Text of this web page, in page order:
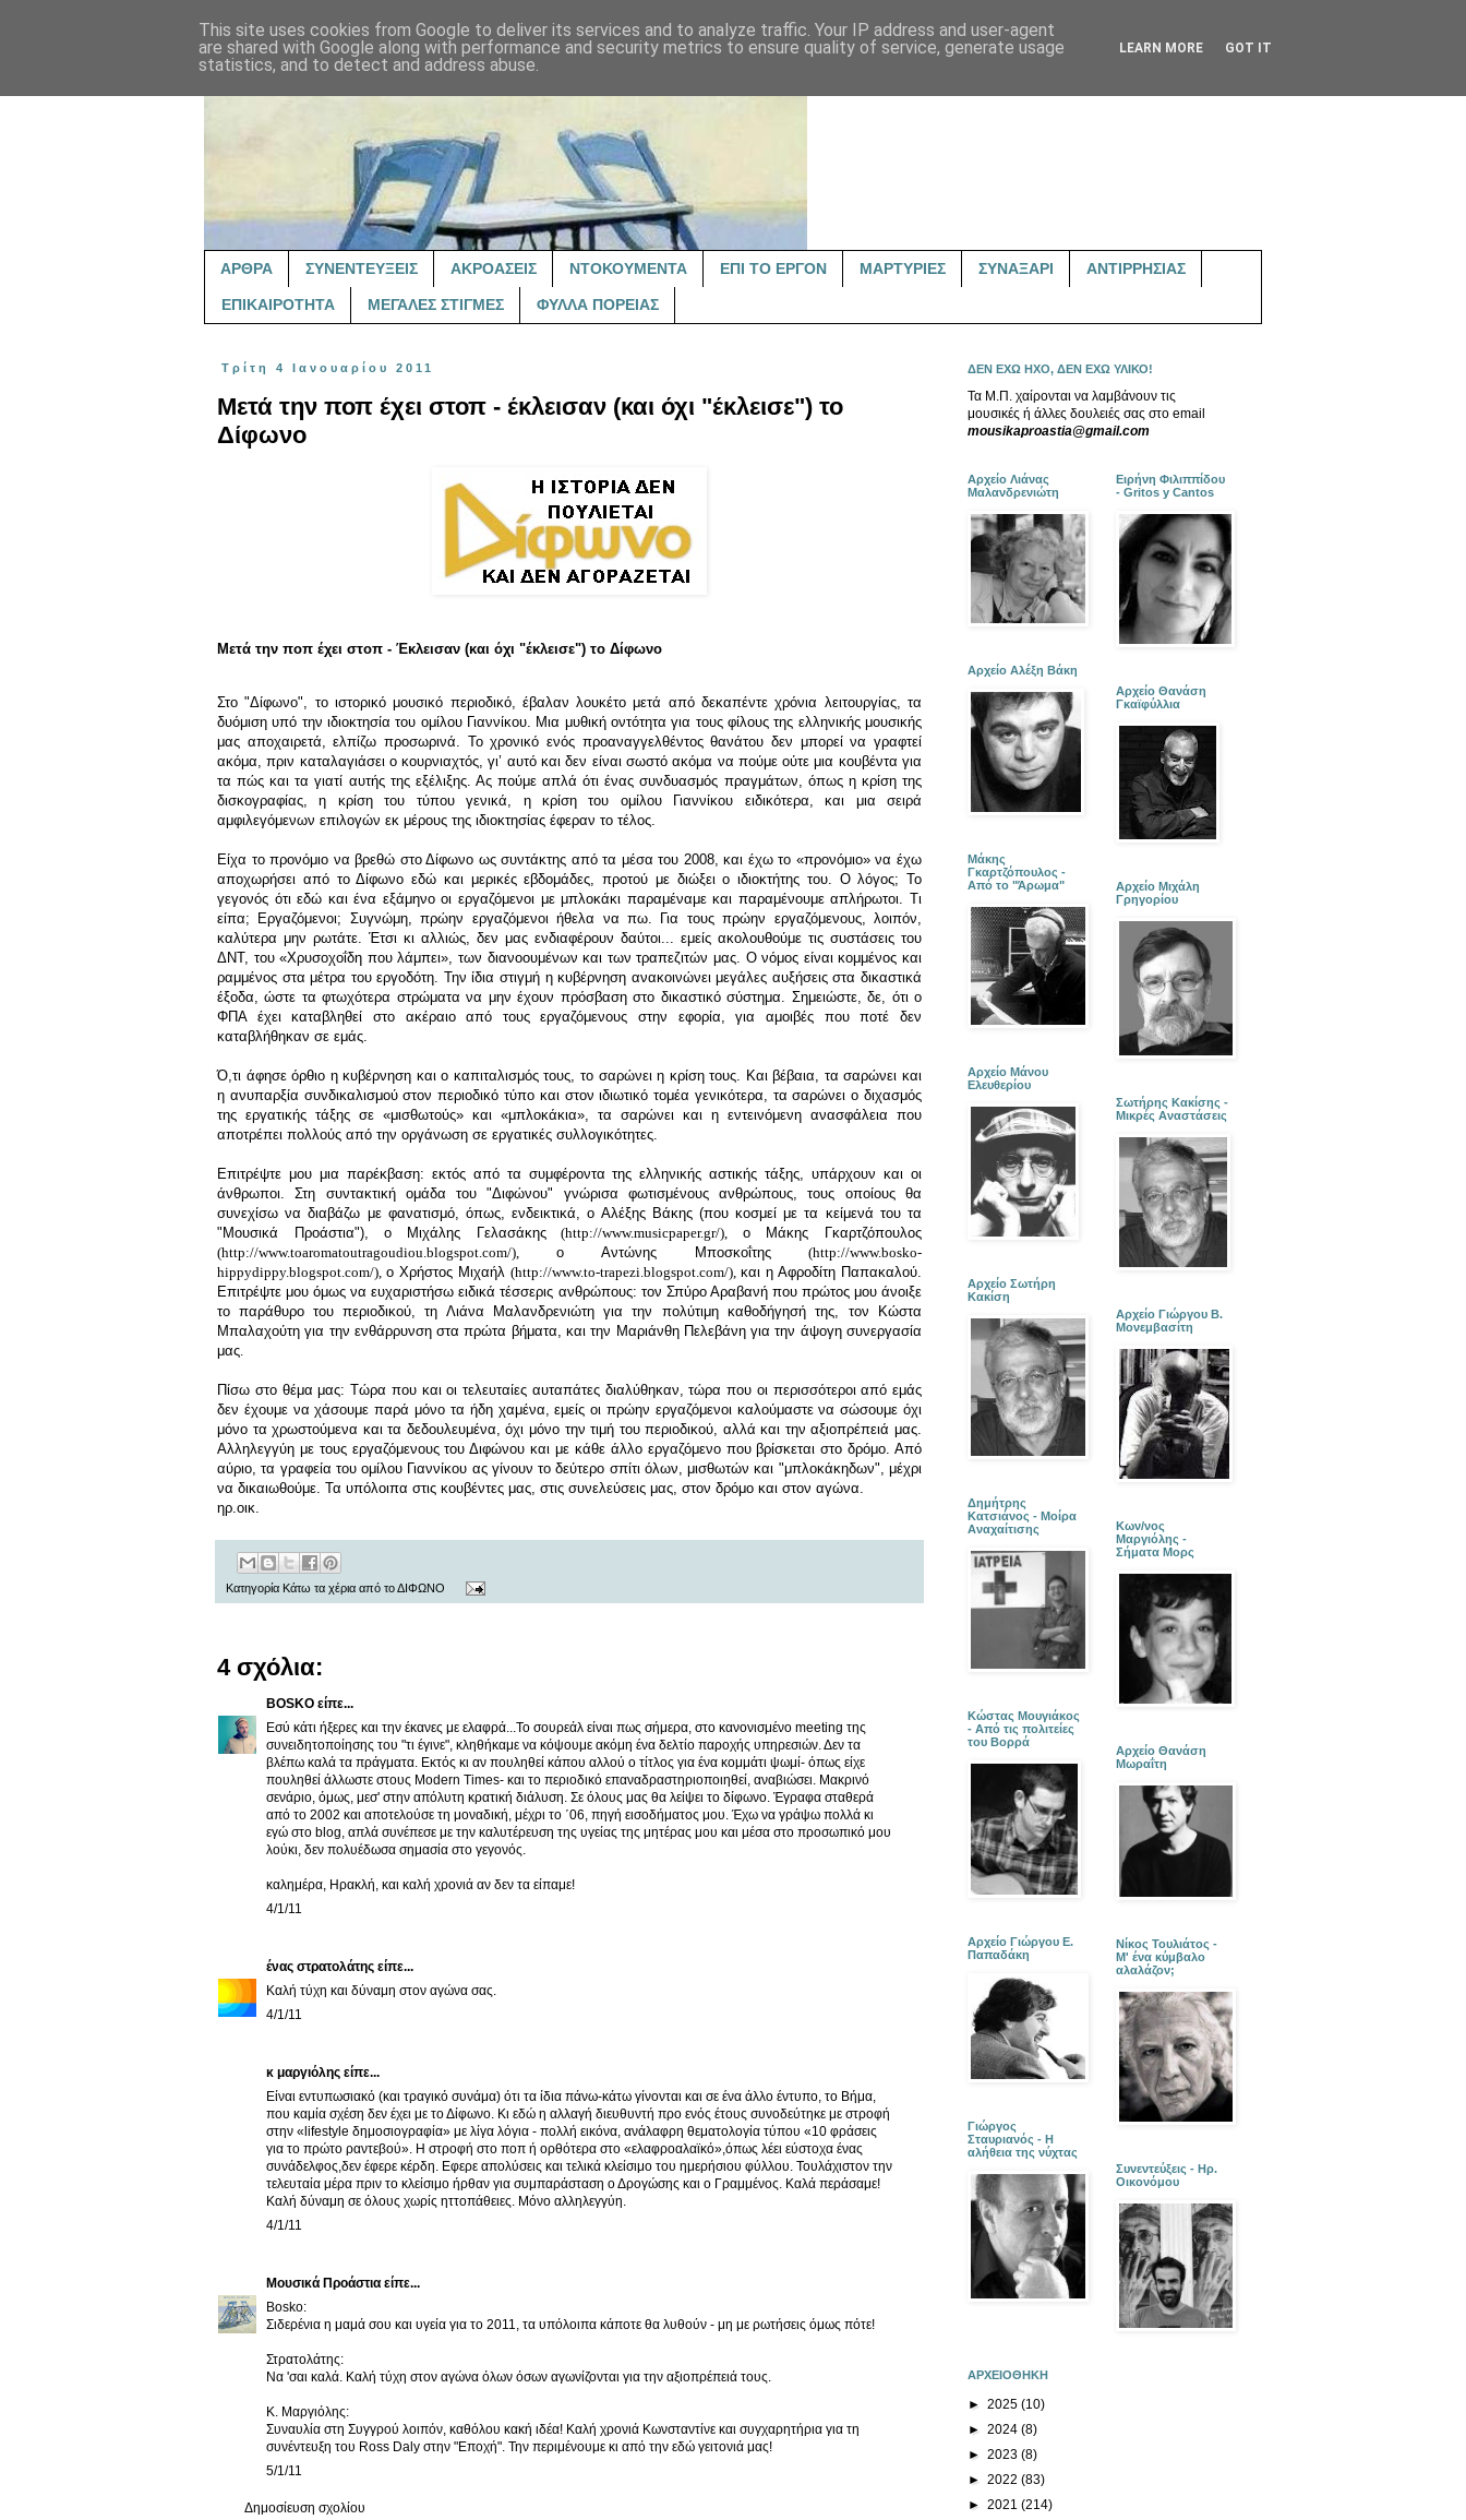
ΑΡΘΡΑ ΣΥΝΕΝΤΕΥΞΕΙΣ ΑΚΡΟΑΣΕΙΣ ΝΤΟΚΟΥΜΕΝΤΑ ΕΠΙ ΤΟ ΕΡΓΟΝ ΜΑΡΤΥΡΙΕΣ ΣΥΝΑΞΑΡΙ ΑΝΤΙΡΡΗΣΙΑΣ
ΕΠΙΚΑΙΡΟΤΗΤΑ ΜΕΓΑΛΕΣ ΣΤΙΓΜΕΣ ΦΥΛΛΑ ΠΟΡΕΙΑΣ
Τρίτη 4 Ιανουαρίου 2011
Μετά την ποπ έχει στοπ - έκλεισαν (και όχι "έκλεισε") το
Δίφωνο
Μετά την ποπ έχει στοπ - Έκλεισαν (και όχι "έκλεισε") το Δίφωνο
Στο "Δίφωνο", το ιστορικό μουσικό περιοδικό, έβαλαν λουκέτο μετά από δεκαπέντε χρόνια λειτουργίας, τα
δυόμιση υπό την ιδιοκτησία του ομίλου Γιαννίκου. Μια μυθική οντότητα για τους φίλους της ελληνικής μουσικής
μας αποχαιρετά, ελπίζω προσωρινά. Το χρονικό ενός προαναγγελθέντος θανάτου δεν μπορεί να γραφτεί
ακόμα, πριν καταλαγιάσει ο κουρνιαχτός, γι’ αυτό και δεν είναι σωστό ακόμα να πούμε ούτε μια κουβέντα για
τα πώς και τα γιατί αυτής της εξέλιξης. Ας πούμε απλά ότι ένας συνδυασμός πραγμάτων, όπως η κρίση της
δισκογραφίας, η κρίση του τύπου γενικά, η κρίση του ομίλου Γιαννίκου ειδικότερα, και μια σειρά
αμφιλεγόμενων επιλογών εκ μέρους της ιδιοκτησίας έφεραν το τέλος.
Είχα το προνόμιο να βρεθώ στο Δίφωνο ως συντάκτης από τα μέσα του 2008, και έχω το «προνόμιο» να έχω
αποχωρήσει από το Δίφωνο εδώ και μερικές εβδομάδες, προτού με διώξει ο ιδιοκτήτης του. Ο λόγος; Το
γεγονός ότι εδώ και ένα εξάμηνο οι εργαζόμενοι με μπλοκάκι παραμέναμε και παραμένουμε απλήρωτοι. Τι
είπα; Εργαζόμενοι; Συγνώμη, πρώην εργαζόμενοι ήθελα να πω. Για τους πρώην εργαζόμενους, λοιπόν,
καλύτερα μην ρωτάτε. Έτσι κι αλλιώς, δεν μας ενδιαφέρουν δαύτοι... εμείς ακολουθούμε τις συστάσεις του
ΔΝΤ, του «Χρυσοχοΐδη που λάμπει», των διανοουμένων και των τραπεζιτών μας. Ο νόμος είναι κομμένος και
ραμμένος στα μέτρα του εργοδότη. Την ίδια στιγμή η κυβέρνηση ανακοινώνει μεγάλες αυξήσεις στα δικαστικά
έξοδα, ώστε τα φτωχότερα στρώματα να μην έχουν πρόσβαση στο δικαστικό σύστημα. Σημειώστε, δε, ότι ο
ΦΠΑ έχει καταβληθεί στο ακέραιο από τους εργαζόμενους στην εφορία, για αμοιβές που ποτέ δεν
καταβλήθηκαν σε εμάς.
Ό,τι άφησε όρθιο η κυβέρνηση και ο καπιταλισμός τους, το σαρώνει η κρίση τους. Και βέβαια, τα σαρώνει και
η ανυπαρξία συνδικαλισμού στον περιοδικό τύπο και στον ιδιωτικό τομέα γενικότερα, τα σαρώνει ο διχασμός
της εργατικής τάξης σε «μισθωτούς» και «μπλοκάκια», τα σαρώνει και η εντεινόμενη ανασφάλεια που
αποτρέπει πολλούς από την οργάνωση σε εργατικές συλλογικότητες.
Επιτρέψτε μου μια παρέκβαση: εκτός από τα συμφέροντα της ελληνικής αστικής τάξης, υπάρχουν και οι
άνθρωποι. Στη συντακτική ομάδα του "Διφώνου" γνώρισα φωτισμένους ανθρώπους, τους οποίους θα
συνεχίσω να διαβάζω με φανατισμό, όπως, ενδεικτικά, ο Αλέξης Βάκης (που κοσμεί με τα κείμενά του τα
"Μουσικά Προάστια"), ο
Μιχάλης Γελασάκης(http://www.musicpaper.gr/), o Μάκης Γκαρτζόπουλος
(http://www.toaromatoutragoudiou.blogspot.com/), ο Αντώνης Μποσκοΐτης (http://www.bosko-
hippydippy.blogspot.com/), ο Χρήστος Μιχαήλ (http://www.to-trapezi.blogspot.com/), και η Αφροδίτη Παπακαλού.
Επιτρέψτε μου όμως να ευχαριστήσω ειδικά τέσσερις ανθρώπους: τον Σπύρο Αραβανή που πρώτος μου άνοιξε
το παράθυρο του περιοδικού, τη Λιάνα Μαλανδρενιώτη για την πολύτιμη καθοδήγησή της, τον Κώστα
Μπαλαχούτη για την ενθάρρυνση στα πρώτα βήματα, και την Μαριάνθη Πελεβάνη για την άψογη συνεργασία
μας.
Πίσω στο θέμα μας: Τώρα που και οι τελευταίες αυταπάτες διαλύθηκαν, τώρα που οι περισσότεροι από εμάς
δεν έχουμε να χάσουμε παρά μόνο τα ήδη χαμένα, εμείς οι πρώην εργαζόμενοι καλούμαστε να σώσουμε όχι
μόνο τα χρωστούμενα και τα δεδουλευμένα, όχι μόνο την τιμή του περιοδικού, αλλά και την αξιοπρέπειά μας.
Αλληλεγγύη με τους εργαζόμενους του Διφώνου και με κάθε άλλο εργαζόμενο που βρίσκεται στο δρόμο. Από
αύριο, τα γραφεία του ομίλου Γιαννίκου ας γίνουν το δεύτερο σπίτι όλων, μισθωτών και "μπλοκάκηδων", μέχρι
να δικαιωθούμε. Τα υπόλοιπα στις κουβέντες μας, στις συνελεύσεις μας, στον δρόμο και στον αγώνα.
ηρ.οικ.
Κατηγορία Κάτω τα χέρια από το ΔΙΦΩΝΟ
4 σχόλια:
BOSKO είπε...
Εσύ κάτι ήξερες και την έκανες με ελαφρά...Το σουρεάλ είναι πως σήμερα, στο κανονισμένο meeting της
συνειδητοποίησης του "τι έγινε", κληθήκαμε να κόψουμε ακόμη ένα δελτίο παροχής υπηρεσιών. Δεν τα
βλέπω καλά τα πράγματα. Εκτός κι αν πουληθεί κάπου αλλού ο τίτλος για ένα κομμάτι ψωμί- όπως είχε
πουληθεί άλλωστε στους Modern Times- και το περιοδικό επαναδραστηριοποιηθεί, αναβιώσει. Μακρινό
σενάριο, όμως, μεσ' στην απόλυτη κρατική διάλυση. Σε όλους μας θα λείψει το δίφωνο. Έγραφα σταθερά
από το 2002 και αποτελούσε τη μοναδική, μέχρι το ΄06, πηγή εισοδήματος μου. Έχω να γράψω πολλά κι
εγώ στο blog, απλά συνέπεσε με την καλυτέρευση της υγείας της μητέρας μου και μέσα στο προσωπικό μου
λούκι, δεν πολυέδωσα σημασία στο γεγονός.
καλημέρα, Ηρακλή, και καλή χρονιά αν δεν τα είπαμε!
4/1/11
ένας στρατολάτης είπε...
Καλή τύχη και δύναμη στον αγώνα σας.
4/1/11
κ μαργιόλης είπε...
Είναι εντυπωσιακό (και τραγικό συνάμα) ότι τα ίδια πάνω-κάτω γίνονται και σε ένα άλλο έντυπο, το Βήμα,
που καμία σχέση δεν έχει με το Δίφωνο. Κι εδώ η αλλαγή διευθυντή προ ενός έτους συνοδεύτηκε με στρoφή
στην «lifestyle δημοσιογραφία» με λίγα λόγια - πολλή εικόνα, ανάλαφρη θεματολογία τύπου «10 φράσεις
για το πρώτο ραντεβού». Η στροφή στο ποπ ή ορθότερα στο «ελαφροαλαϊκό»,όπως λέει εύστοχα ένας
συνάδελφος,δεν έφερε κέρδη. Εφερε απολύσεις και τελικά κλείσιμο του ημερήσιου φύλλου. Τουλάχιστον την
τελευταία μέρα πριν το κλείσιμο ήρθαν για συμπαράσταση ο Δρογώσης και ο Γραμμένος. Καλά περάσαμε!
Καλή δύναμη σε όλους χωρίς ηττοπάθειες. Μόνο αλληλεγγύη.
4/1/11
Μουσικά Προάστια είπε...
Bosko:
Σιδερένια η μαμά σου και υγεία για το 2011, τα υπόλοιπα κάποτε θα λυθούν - μη με ρωτήσεις όμως πότε!
Στρατολάτης:
Να 'σαι καλά. Καλή τύχη στον αγώνα όλων όσων αγωνίζονται για την αξιοπρέπειά τους.
Κ. Μαργιόλης:
Συναυλία στη Συγγρού λοιπόν, καθόλου κακή ιδέα! Καλή χρονιά Κωνσταντίνε και συγχαρητήρια για τη
συνέντευξη του Ross Daly στην "Εποχή". Την περιμένουμε κι από την εδώ γειτονιά μας!
5/1/11
Δημοσίευση σχολίου
ΔΕΝ ΕΧΩ ΗΧΟ, ΔΕΝ ΕΧΩ ΥΛΙΚΟ!
Τα Μ.Π. χαίρονται να λαμβάνουν τις
μουσικές ή άλλες δουλειές σας στο email
mousikaproastia@gmail.com
Αρχείο Λιάνας
Μαλανδρενιώτη
Αρχείο Αλέξη Βάκη
Μάκης
Γκαρτζόπουλος -
Από το "Άρωμα"
Αρχείο Μάνου
Ελευθερίου
Αρχείο Σωτήρη
Κακίση
Δημήτρης
Κατσιάνος - Μοίρα
Αναχαίτισης
Κώστας Μουγιάκος
- Από τις πολιτείες
του Βορρά
Αρχείο Γιώργου Ε.
Παπαδάκη
Γιώργος
Σταυριανός - Η
αλήθεια της νύχτας
Ειρήνη Φιλιππίδου
- Gritos y Cantos
Αρχείο Θανάση
Γκαϊφύλλια
Αρχείο Μιχάλη
Γρηγορίου
Σωτήρης Κακίσης -
Μικρές Αναστάσεις
Αρχείο Γιώργου Β.
Μονεμβασίτη
Κων/νος
Μαργιόλης -
Σήματα Μορς
Αρχείο Θανάση
Μωραΐτη
Νίκος Τουλιάτος -
Μ' ένα κύμβαλο
αλαλάζον;
Συνεντεύξεις - Ηρ.
Οικονόμου
ΑΡΧΕΙΟΘΗΚΗ
► 2025 (10)
► 2024 (8)
► 2023 (8)
► 2022 (83)
► 2021 (214)
This site uses cookies from Google to deliver its services and to analyze traffic. Your IP address and user-agent
are shared with Google along with performance and security metrics to ensure quality of service, generate usage
statistics, and to detect and address abuse.
LEARN MORE GOT IT